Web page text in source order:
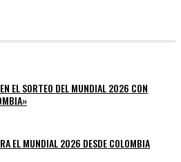
EL SORTEO DEL MUNDIAL 2026 CON
EL MUNDIAL 2026 DESDE COLOMBIA